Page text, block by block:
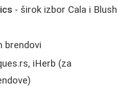
- širok izbor Cala i Blush
brendovi
iHerb (za